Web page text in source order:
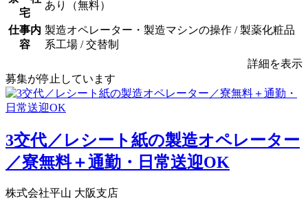
宅
あり（無料）
仕事内
容
製造オペレーター・製造マシンの操作 / 製薬化粧品
系工場 / 交替制
詳細を表示
募集が停止しています
3交代／レシート紙の製造オペレーター
／寮無料＋通勤・日常送迎OK
株式会社平山 大阪支店